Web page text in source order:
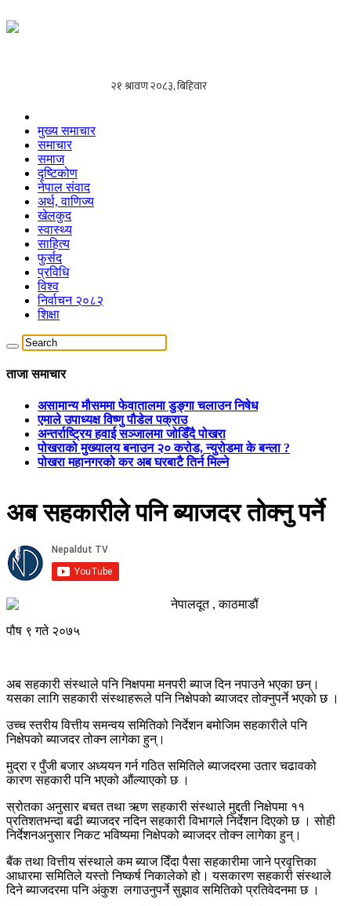
मुख्य समाचार
समाचार
समाज
दृष्टिकोण
नेपाल संवाद
अर्थ, वाणिज्य
खेलकुद
स्वास्थ्य
साहित्य
फुर्सद
प्रविधि
विश्व
निर्वाचन २०८२
शिक्षा
ताजा समाचार
असामान्य मौसममा फेवातालमा डुङ्गा चलाउन निषेध
एमाले उपाध्यक्ष विष्णु पौडेल पक्राउ
अन्तर्राष्ट्रिय हवाई सञ्जालमा जोडिँदै पोखरा
पोखराको मुख्यालय बनाउन २० करोड, न्युरोडमा के बन्ला ?
पोखरा महानगरको कर अब घरबाटै तिर्न मिल्ने
अब सहकारीले पनि ब्याजदर तोक्नु पर्ने
नेपालदूत , काठमाडौं
पौष ९ गते २०७५
अब सहकारी संस्थाले पनि निक्षपमा मनपरी ब्याज दिन नपाउने भएका छन्।
यसका लागि सहकारी संस्थाहरूले पनि निक्षेपको ब्याजदर तोक्नुपर्ने भएको छ ।
उच्च स्तरीय वित्तीय समन्वय समितिको निर्देशन बमोजिम सहकारीले पनि
निक्षेपको ब्याजदर तोक्न लागेका हुन्।
मुद्रा र पुँजी बजार अध्ययन गर्न गठित समितिले ब्याजदरमा उतार चढावको
कारण सहकारी पनि भएको औंल्याएको छ ।
स्रोतका अनुसार बचत तथा ऋण सहकारी संस्थाले मुद्दती निक्षेपमा ११
प्रतिशतभन्दा बढी ब्याजदर नदिन सहकारी विभागले निर्देशन दिएको छ । सोही
निर्देशनअनुसार निकट भविष्यमा निक्षेपको ब्याजदर तोक्न लागेका हुन्।
बैंक तथा वित्तीय संस्थाले कम ब्याज दिँदा पैसा सहकारीमा जाने प्रवृत्तिका
आधारमा समितिले यस्तो निष्कर्ष निकालेको हो। यसकारण सहकारी संस्थाले
दिने ब्याजदरमा पनि अंकुश लगाउनुपर्ने सुझाव समितिको प्रतिवेदनमा छ ।